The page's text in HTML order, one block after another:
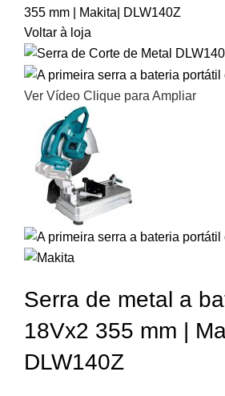
355 mm | Makita| DLW140Z
Voltar à loja
Ver Vídeo Clique para Ampliar
Serra de metal a
18Vx2 355 mm |
DLW140Z